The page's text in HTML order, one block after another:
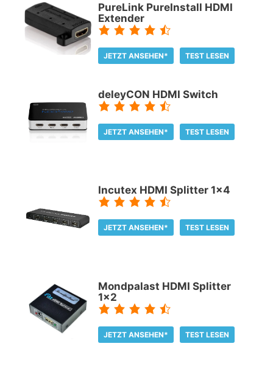
PureLink PureInstall HDMI
Extender
JETZT ANSEHEN* TEST LESEN
deleyCON HDMI Switch
JETZT ANSEHEN* TEST LESEN
Incutex HDMI Splitter 1x4
JETZT ANSEHEN* TEST LESEN
Mondpalast HDMI Splitter
1x2
JETZT ANSEHEN* TEST LESEN